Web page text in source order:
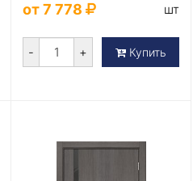
от 7 778 шт
- + Купить